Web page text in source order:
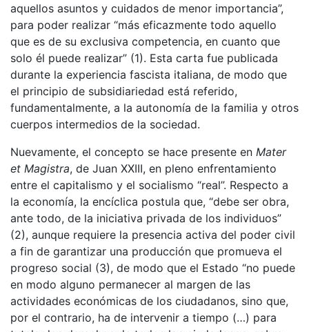
aquellos asuntos y cuidados de menor importancia”,
para poder realizar “más eficazmente todo aquello
que es de su exclusiva competencia, en cuanto que
solo él puede realizar” (1). Esta carta fue publicada
durante la experiencia fascista italiana, de modo que
el principio de subsidiariedad está referido,
fundamentalmente, a la autonomía de la familia y otros
cuerpos intermedios de la sociedad.
Nuevamente, el concepto se hace presente en Mater
et Magistra, de Juan XXIII, en pleno enfrentamiento
entre el capitalismo y el socialismo “real”. Respecto a
la economía, la encíclica postula que, “debe ser obra,
ante todo, de la iniciativa privada de los individuos”
(2), aunque requiere la presencia activa del poder civil
a fin de garantizar una producción que promueva el
progreso social (3), de modo que el Estado “no puede
en modo alguno permanecer al margen de las
actividades económicas de los ciudadanos, sino que,
por el contrario, ha de intervenir a tiempo (…) para